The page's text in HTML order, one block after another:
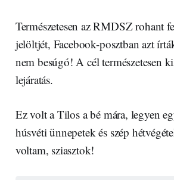
Természetesen az RMDSZ rohant
jelöltjét, Facebook-posztban azt
nem besúgó! A cél természetesen
lejáratás.
Ez volt a Tilos a bé mára, legyen
húsvéti ünnepetek és szép
voltam, sziasztok!